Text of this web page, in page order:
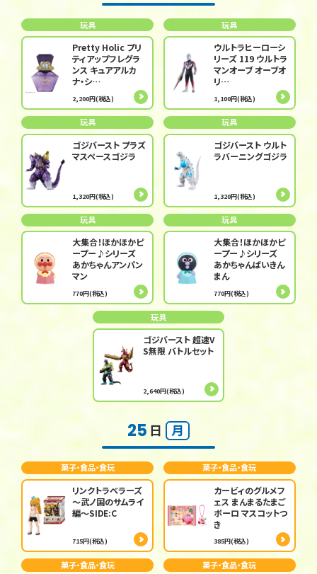
玩具
Pretty Holic プリ
ティアップフレグラ
ンス キュアアルカ
ナ・シ…
2,200円(税込)
玩具
ウルトラヒーローシ
リーズ 119 ウルトラ
マンオーブ オーブオ
リ…
1,100円(税込)
玩具
ゴジバースト プラズ
マスペースゴジラ
1,320円(税込)
玩具
ゴジバースト ウルト
ラバーニングゴジラ
1,320円(税込)
玩具
大集合！ほかほかピ
ープー♪シリーズ
あかちゃんアンパン
マン
770円(税込)
玩具
大集合！ほかほかピ
ープー♪シリーズ
あかちゃんばいきん
まん
770円(税込)
玩具
ゴジバースト 超速V
S無限 バトルセット
2,640円(税込)
25 日 月
菓子・食品・食玩
リンクトラベラーズ
～武ノ国のサムライ
編～SIDE:C
715円(税込)
菓子・食品・食玩
カービィのグルメフ
ェス まんまるたまご
ボーロ マスコットつ
き
385円(税込)
菓子・食品・食玩 菓子・食品・食玩